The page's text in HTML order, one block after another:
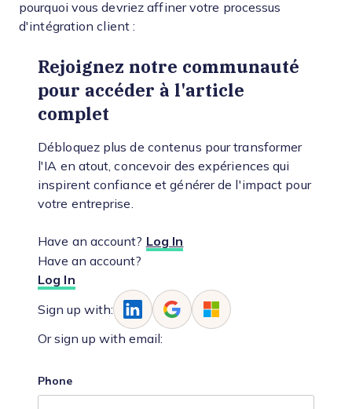
pourquoi vous devriez affiner votre processus
d'intégration client :
Rejoignez notre communauté
pour accéder à l'article
complet
Débloquez plus de contenus pour transformer
l'IA en atout, concevoir des expériences qui
inspirent confiance et générer de l'impact pour
votre entreprise.
Have an account? Log In
Have an account?
Log In
Sign up with:
Or sign up with email:
Phone